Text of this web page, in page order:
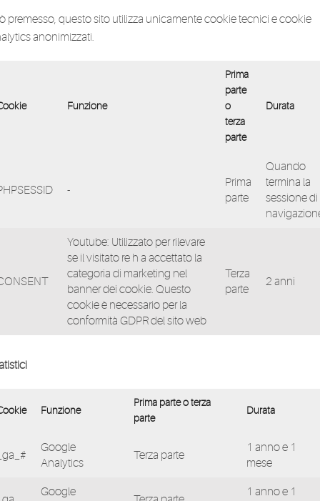
premesso, questo sito utilizza unicamente cookie tecnici e cookie
anonimizzati.
Funzione
Prima
parte
o
terza
parte
Durata
-
Prima
parte
Quando
termina la
sessione di
Youtube: Utilizzato per rilevare
se il visitato re h a accettato la
categoria di marketing nel
banner dei cookie. Questo
cookie è necessario per la
conformità GDPR del sito web
Terza
parte
2 anni
Funzione
Prima parte o terza
parte
Durata
Google
Analytics
Terza parte
1 anno e 1
mese
Google
1 anno e 1